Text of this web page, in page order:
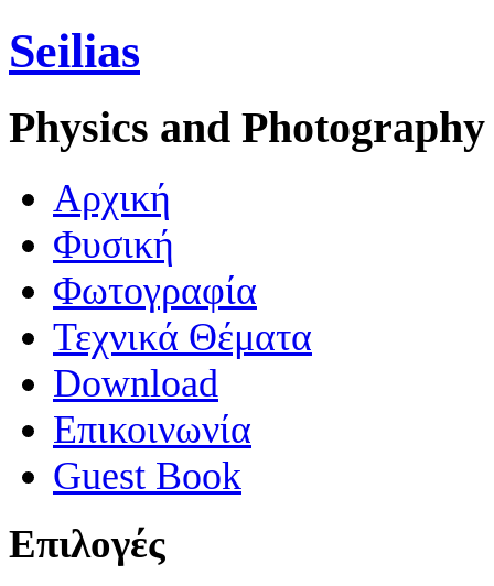
Seilias
Physics and Photography
Aρχική
Φυσική
Φωτογραφία
Τεχνικά Θέματα
Download
Επικοινωνία
Guest Book
Επιλογές